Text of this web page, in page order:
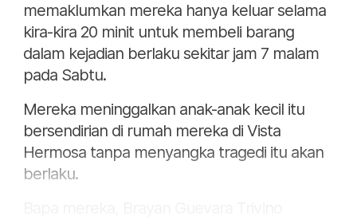
memaklumkan mereka hanya keluar selama
kira-kira 20 minit untuk membeli barang
dalam kejadian berlaku sekitar jam 7 malam
pada Sabtu.
Mereka meninggalkan anak-anak kecil itu
bersendirian di rumah mereka di Vista
Hermosa tanpa menyangka tragedi itu akan
berlaku.